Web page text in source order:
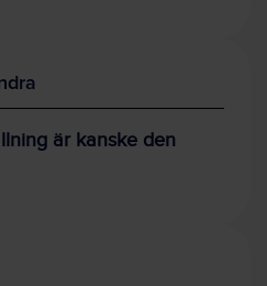
är kanske den